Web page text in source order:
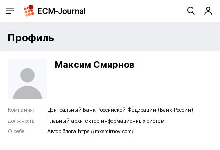
Профиль
Максим Смирнов
Компания:
Центральный Банк Российской Федерации (Банк России)
Должность:
Главный архитектор информационных систем
О себе:
Автор блога https://mxsmirnov.com/